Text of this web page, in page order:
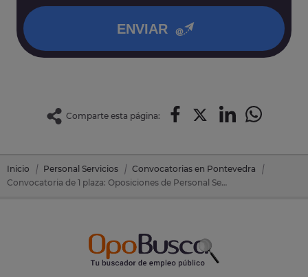
ENVIAR
Comparte esta página:
Inicio Personal Servicios
Convocatorias en Pontevedra
Convocatoria de 1 plaza: Oposiciones de Personal Servicios en Estrada, A (Pontevedra)